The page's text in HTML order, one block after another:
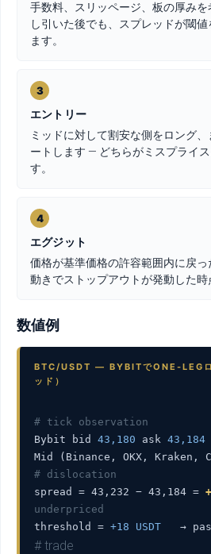
手数料、スリッページ、板の厚み
し引いた後でも、スプレッドが閾
ます。
3
エントリー
ミッドに対して割安な側をロング
ートします — どちらがミスプライ
す。
4
エグジット
価格が基準価格の許容範囲内に戻
動きでストップアウトが発動した時
数値例
BTC/USDT — BYBITでONE-LEGロ
ッド）
# tick observation
Bybit bid 43,180 ask 43,184
Mid (Binance, OKX, Kraken,
# dislocation
spread = 43,232 − 43,184 =
underpriced
threshold = +18 USDT →
# trade